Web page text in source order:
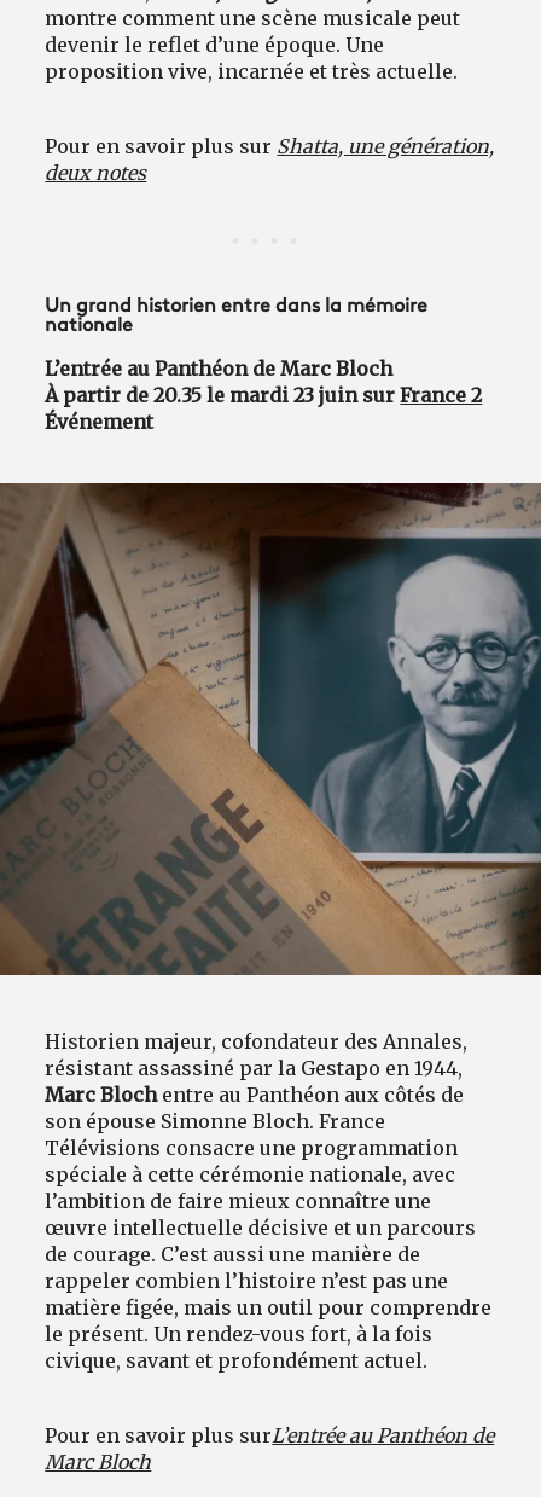
montre comment une scène musicale peut
devenir le reflet d’une époque. Une
proposition vive, incarnée et très actuelle.
Pour en savoir plus sur Shatta, une génération,
deux notes
Un grand historien entre dans la mémoire
nationale
L’entrée au Panthéon de Marc Bloch
À partir de 20.35 le mardi 23 juin surFrance 2
Événement
Historien majeur, cofondateur des Annales,
résistant assassiné par la Gestapo en 1944,
Marc Blochentre au Panthéon aux côtés de
son épouse Simonne Bloch. France
Télévisions consacre une programmation
spéciale à cette cérémonie nationale, avec
l’ambition de faire mieux connaître une
œuvre intellectuelle décisive et un parcours
de courage. C’est aussi une manière de
rappeler combien l’histoire n’est pas une
matière figée, mais un outil pour comprendre
le présent. Un rendez-vous fort, à la fois
civique, savant et profondément actuel.
Pour en savoir plus surL’entrée au Panthéon de
Marc Bloch